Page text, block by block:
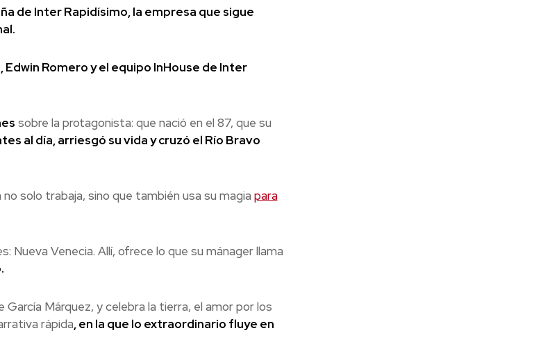
de Inter Rapidísimo, la empresa que sigue
Edwin Romero y el equipo InHouse de Inter
sobre la protagonista: que nació en el 87, que su
al día, arriesgó su vida y cruzó el Río Bravo
solo trabaja, sino que también usa su magia para
Nueva Venecia. Allí, ofrece lo que su mánager llama
Márquez, y celebra la tierra, el amor por los
rápida, en la que lo extraordinario fluye en